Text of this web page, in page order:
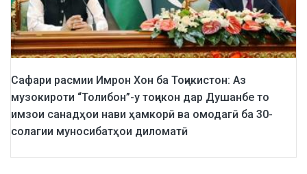
Сафари расмии Имрон Хон ба Тоҷикистон: Аз
музокироти “Толибон”-у тоҷикон дар Душанбе то
имзои санадҳои нави ҳамкорӣ ва омодагӣ ба 30-
солагии муносибатҳои диломатӣ